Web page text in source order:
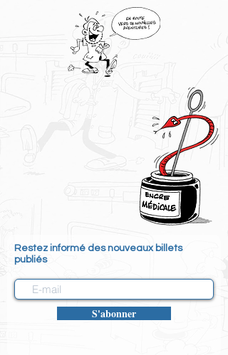
Restez informé des nouveaux billets
publiés
S'abonner